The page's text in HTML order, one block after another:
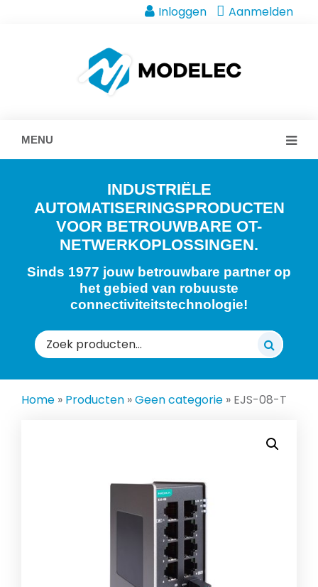
Inloggen Aanmelden
MENU
INDUSTRIËLE
AUTOMATISERINGSPRODUCTEN
VOOR BETROUWBARE OT-
NETWERKOPLOSSINGEN.
Sinds 1977 jouw betrouwbare partner op
het gebied van robuuste
connectiviteitstechnologie!
Zoeken
naar:
Home » Producten »Geen categorie » EJS-08-T